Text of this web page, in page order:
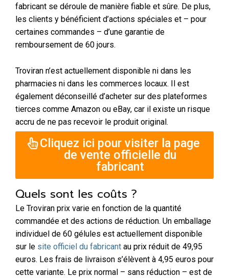
fabricant se déroule de manière fiable et sûre. De plus,
les clients y bénéficient d’actions spéciales et – pour
certaines commandes – d’une garantie de
remboursement de 60 jours.
Troviran n’est actuellement disponible ni dans les
pharmacies ni dans les commerces locaux. Il est
également déconseillé d’acheter sur des plateformes
tierces comme Amazon ou eBay, car il existe un risque
accru de ne pas recevoir le produit original.
Cliquez ici pour visiter la page
de vente officielle du
fabricant
Quels sont les coûts ?
Le Troviran prix varie en fonction de la quantité
commandée et des actions de réduction. Un emballage
individuel de 60 gélules est actuellement disponible
sur le site officiel du fabricant au prix réduit de 49,95
euros. Les frais de livraison s’élèvent à 4,95 euros pour
cette variante. Le prix normal – sans réduction – est de